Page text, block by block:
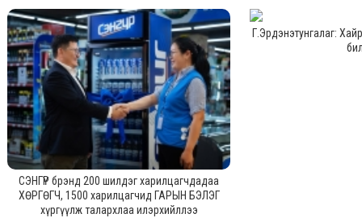
СЭНГҮР брэнд 200 шилдэг харилцагчдадаа
ХӨРГӨГЧ, 1500 харилцагчид ГАРЫН БЭЛЭГ
хүргүүлж талархлаа илэрхийллээ
Г.Эрдэнэтунгалаг: